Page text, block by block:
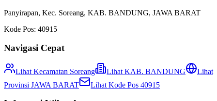
Panyirapan, Kec. Soreang, KAB. BANDUNG, JAWA BARAT
Kode Pos: 40915
Navigasi Cepat
Lihat Kecamatan Soreang Lihat KAB. BANDUNG
Lihat
Provinsi JAWA BARAT Lihat Kode Pos 40915